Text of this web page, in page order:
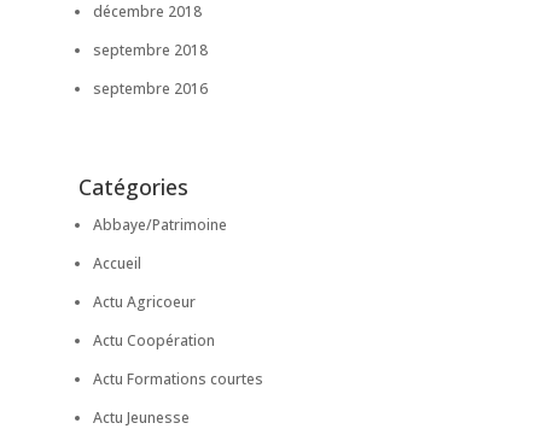
décembre 2018
septembre 2018
septembre 2016
Catégories
Abbaye/Patrimoine
Accueil
Actu Agricoeur
Actu Coopération
Actu Formations courtes
Actu Jeunesse